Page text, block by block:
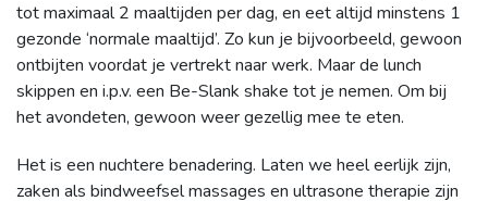
tot maximaal 2 maaltijden per dag, en eet altijd minstens 1
gezonde ‘normale maaltijd’. Zo kun je bijvoorbeeld, gewoon
ontbijten voordat je vertrekt naar werk. Maar de lunch
skippen en i.p.v. een Be-Slank shake tot je nemen. Om bij
het avondeten, gewoon weer gezellig mee te eten.
Het is een nuchtere benadering. Laten we heel eerlijk zijn,
zaken als bindweefsel massages en ultrasone therapie zijn